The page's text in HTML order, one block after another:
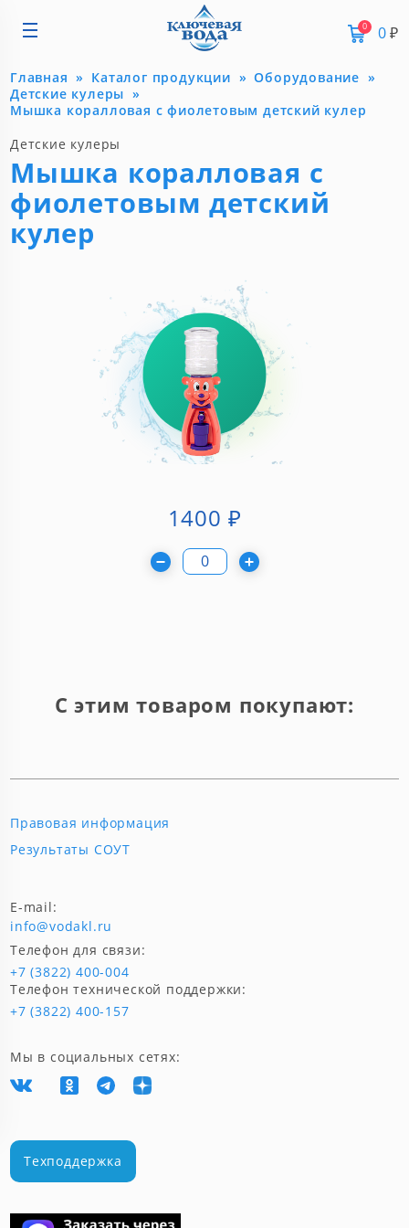
0 0₽
Главная Каталог продукции
Оборудование
Детские кулеры
Мышка коралловая с фиолетовым детский кулер
Детские кулеры
Мышка коралловая с
фиолетовым детский
кулер
1400 ₽
С этим товаром покупают:
Правовая информация
Результаты СОУТ
Телефон для связи:
+7 (3822) 400-004
Телефон технической поддержки:
+7 (3822) 400-157
E-mail:
info@vodakl.ru
Мы в социальных сетях:
Техподдержка